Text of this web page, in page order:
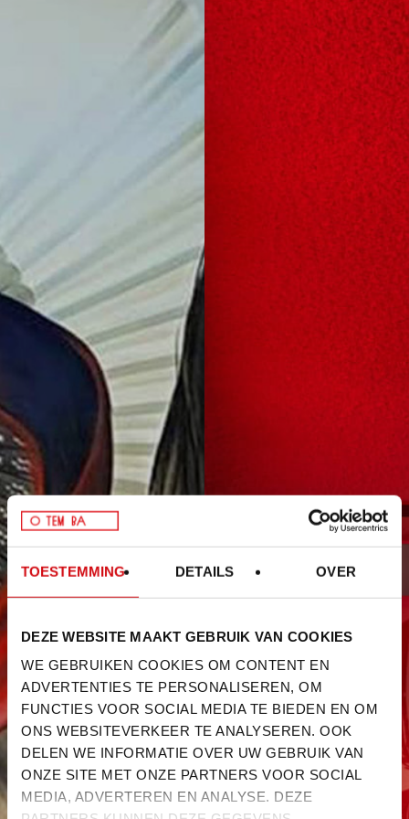
TOESTEMMING DETAILS OVER
DEZE WEBSITE MAAKT GEBRUIK VAN COOKIES
WE GEBRUIKEN COOKIES OM CONTENT EN
ADVERTENTIES TE PERSONALISEREN, OM
FUNCTIES VOOR SOCIAL MEDIA TE BIEDEN EN OM
ONS WEBSITEVERKEER TE ANALYSEREN. OOK
DELEN WE INFORMATIE OVER UW GEBRUIK VAN
ONZE SITE MET ONZE PARTNERS VOOR SOCIAL
MEDIA, ADVERTEREN EN ANALYSE. DEZE